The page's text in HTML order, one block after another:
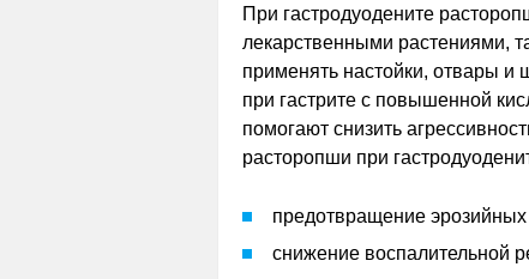
При гастродуодените
лекарственными растениями,
применять настойки, отвары
при гастрите с повышенной
помогают снизить
расторопши при
предотвращение
снижение воспалительной